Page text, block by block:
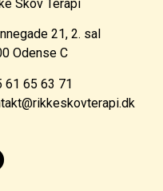
Skov Terapi
21, 2. sal
Odense C
61 65 63 71